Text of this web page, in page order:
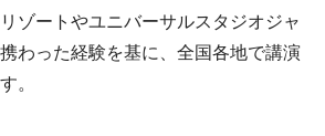
ゾートやユニバーサルスタジオジャ
わった経験を基に、全国各地で講演
。